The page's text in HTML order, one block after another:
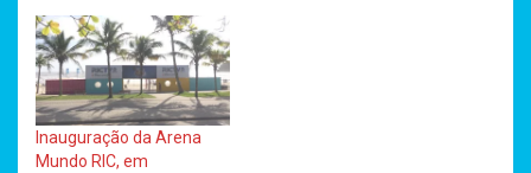
Inauguração da Arena
Mundo RIC, em